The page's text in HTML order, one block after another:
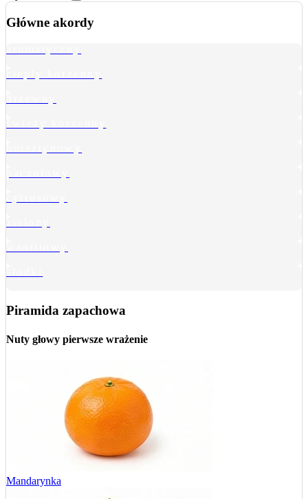
Główne akordy
Piramida zapachowa
Nuty głowy pierwsze wrażenie
Mandarynka